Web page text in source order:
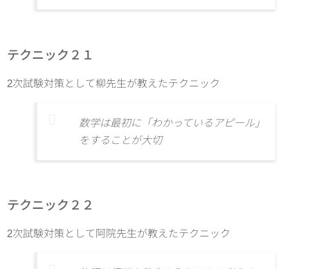
テクニック２１
2次試験対策として柳先生が教えたテクニック
数学は最初に「わかっているアピール」
をすることが大切
テクニック２２
2次試験対策として阿院先生が教えたテクニック